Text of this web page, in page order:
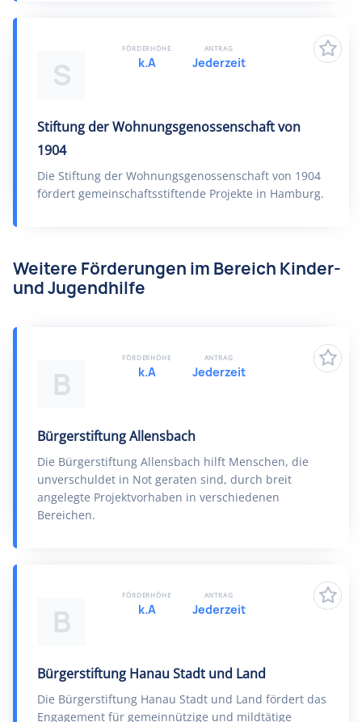
S
Stiftung der Wohnungsgenossenschaft von
1904
Die Stiftung der Wohnungsgenossenschaft von 1904
fördert gemeinschaftsstiftende Projekte in Hamburg.
FÖRDERHÖHE
k.A
ANTRAG
Jederzeit
Weitere Förderungen im Bereich Kinder-
und Jugendhilfe
B
Bürgerstiftung Allensbach
Die Bürgerstiftung Allensbach hilft Menschen, die
unverschuldet in Not geraten sind, durch breit
angelegte Projektvorhaben in verschiedenen
Bereichen.
FÖRDERHÖHE
k.A
ANTRAG
Jederzeit
B
Bürgerstiftung Hanau Stadt und Land
Die Bürgerstiftung Hanau Stadt und Land fördert das
Engagement für gemeinnützige und mildtätige
FÖRDERHÖHE
k.A
ANTRAG
Jederzeit